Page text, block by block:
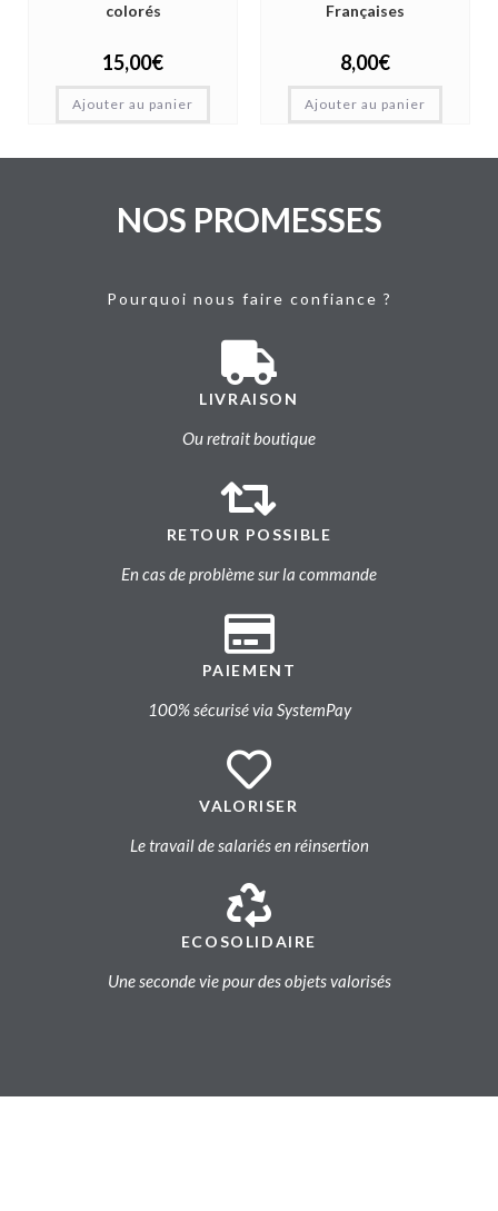
colorés
15,00€
Ajouter au panier
Françaises
8,00€
Ajouter au panier
NOS PROMESSES
Pourquoi nous faire confiance ?
LIVRAISON
Ou retrait boutique
RETOUR POSSIBLE
En cas de problème sur la commande
PAIEMENT
100% sécurisé via SystemPay
VALORISER
Le travail de salariés en réinsertion
ECOSOLIDAIRE
Une seconde vie pour des objets valorisés